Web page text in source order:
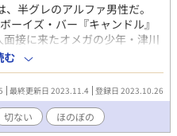
半グレのアルファ男性だ。
ーイズ・バー『キャンドル』
接に来たオメガの少年・津川
くるしい杏を、真は自分のハ
が、この少年は想像以上にピ
ンへ連れ込み、すぐにベッド
は、腕が鳴ります、と掃除機
は彼との関係をキス程度で
した。 一方『キャンドル』に
む
最終更新日 2023.11.4 登録日 2023.10.26
切ない ほのぼの